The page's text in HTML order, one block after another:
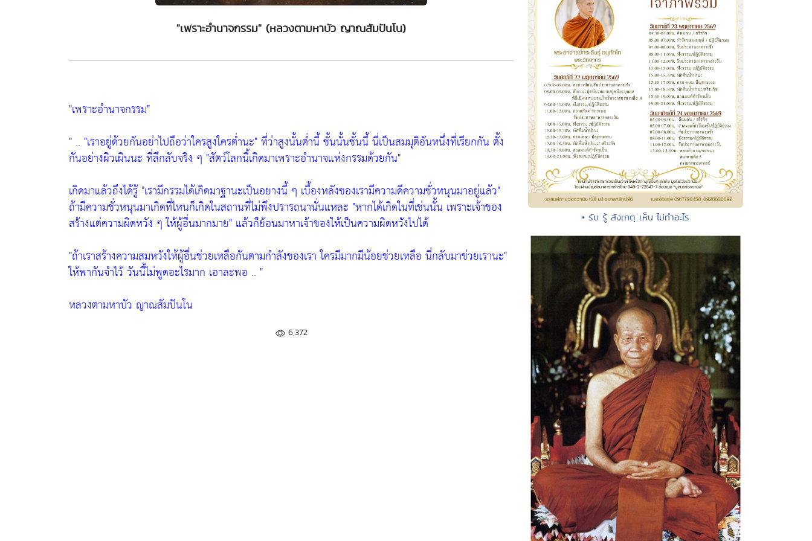
"เพราะอำนาจกรรม" (หลวงตามหาบัว ญาณสัมปันโน)
"เพราะอำนาจกรรม"
" .. "เราอยู่ด้วยกันอย่าไปถือว่าใครสูงใครต่ำนะ"ที่ว่าสูงนั้นต่ำนี้ ชั้นนั้นชั้นนี้ นี่เป็นสมมุติอันหนึ่งที่เรียกกัน ตั้ง
กันอย่างผิวเผินนะ ที่ลึกลับจริง ๆ "สัตว์โลกนี้เกิดมาเพราะอำนาจแห่งกรรมด้วยกัน"
เกิดมาแล้วถึงได้รู้"เรามีกรรมได้เกิดมาฐานะเป็นอยางนี้ ๆ เบื้องหลังของเรามีความดีความชั่วหนุนมาอยู่แล้ว"
ถ้ามีความชั่วหนุนมาเกิดที่ไหนก็เกิดในสถานที่ไม่พึงปรารถนานั่นแหละ "หากได้เกิดในที่เช่นนั้น เพราะเจ้าของ
สร้างแต่ความผิดหวัง ๆ ให้ผู้อื่นมากมาย" แล้วก็ย้อนมาหาเจ้าของให้เป็นความผิดหวังไปได้
"ถ้าเราสร้างความสมหวังให้ผู้อื่นช่วยเหลือกันตามกำลังของเรา ใครมีมากมีน้อยช่วยเหลือ นี่กลับมาช่วยเรานะ"
ให้พากันจำไว้ วันนี้ไม่พูดอะไรมาก เอาละพอ .. "
หลวงตามหาบัว ญาณสัมปันโน
6,372
• รับ รู้ สังเกตุ เห็น ไม่ทำอะไร